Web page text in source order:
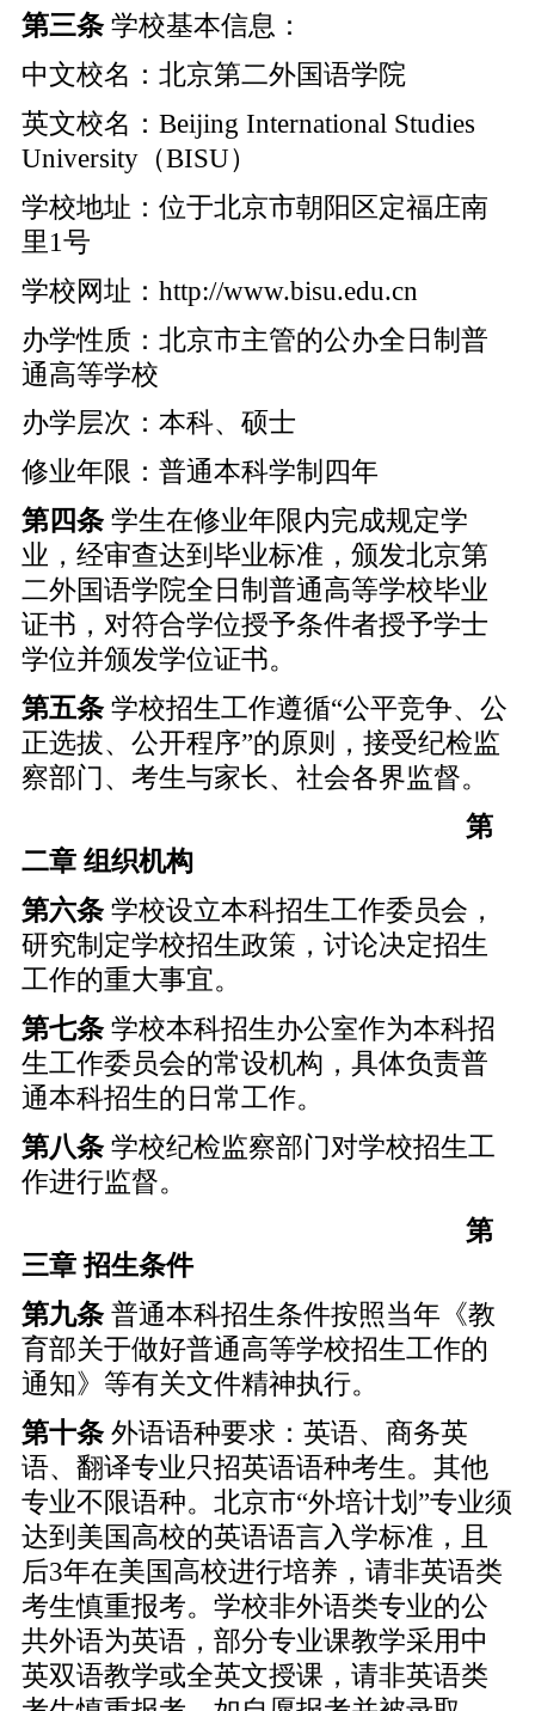
第三条学校基本信息：
中文校名：北京第二外国语学院
英文校名：Beijing International Studies
University（BISU）
学校地址：位于北京市朝阳区定福庄南
里1号
学校网址： http://www.bisu.edu.cn
办学性质：北京市主管的公办全日制普
通高等学校
办学层次：本科、硕士
修业年限：普通本科学制四年
第四条学生在修业年限内完成规定学
业，经审查达到毕业标准，颁发北京第
二外国语学院全日制普通高等学校毕业
证书，对符合学位授予条件者授予学士
学位并颁发学位证书。
第五条学校招生工作遵循“公平竞争、公
正选拔、公开程序”的原则，接受纪检监
察部门、考生与家长、社会各界监督。
第
二章 组织机构
第六条学校设立本科招生工作委员会，
研究制定学校招生政策，讨论决定招生
工作的重大事宜。
第七条学校本科招生办公室作为本科招
生工作委员会的常设机构，具体负责普
通本科招生的日常工作。
第八条学校纪检监察部门对学校招生工
作进行监督。
第
三章 招生条件
第九条普通本科招生条件按照当年《教
育部关于做好普通高等学校招生工作的
通知》等有关文件精神执行。
第十条外语语种要求：英语、商务英
语、翻译专业只招英语语种考生。其他
专业不限语种。北京市“外培计划”专业须
达到美国高校的英语语言入学标准，且
后3年在美国高校进行培养，请非英语类
考生慎重报考。学校非外语类专业的公
共外语为英语，部分专业课教学采用中
英双语教学或全英文授课，请非英语类